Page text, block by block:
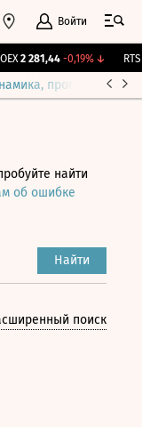
Войти
2 281,44 -0,19%↓ RTSI
прогнозы
найти
об ошибке
Найти
поиск